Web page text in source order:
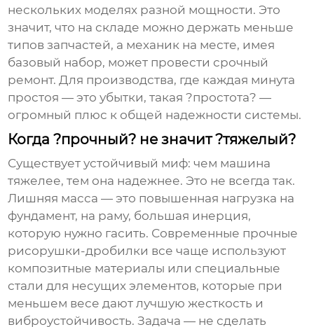
нескольких моделях разной мощности. Это
значит, что на складе можно держать меньше
типов запчастей, а механик на месте, имея
базовый набор, может провести срочный
ремонт. Для производства, где каждая минута
простоя — это убытки, такая ?простота? —
огромный плюс к общей надежности системы.
Когда ?прочный? не значит ?тяжелый?
Существует устойчивый миф: чем машина
тяжелее, тем она надежнее. Это не всегда так.
Лишняя масса — это повышенная нагрузка на
фундамент, на раму, большая инерция,
которую нужно гасить. Современные прочные
рисорушки-дробилки все чаще используют
композитные материалы или специальные
стали для несущих элементов, которые при
меньшем весе дают лучшую жесткость и
виброустойчивость. Задача — не сделать